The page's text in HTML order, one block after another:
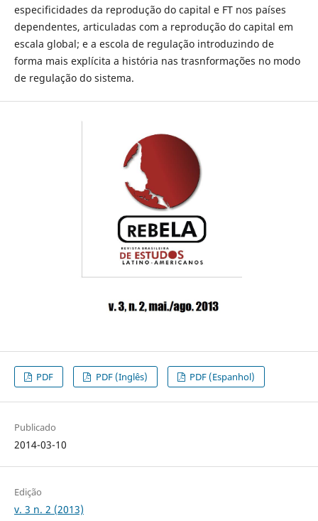
especificidades da reprodução do capital e FT nos países
dependentes, articuladas com a reprodução do capital em
escala global; e a escola de regulação introduzindo de
forma mais explícita a história nas trasnformações no modo
de regulação do sistema.
PDF PDF (Inglês) PDF (Espanhol)
Publicado
2014-03-10
Edição
v. 3 n. 2 (2013)